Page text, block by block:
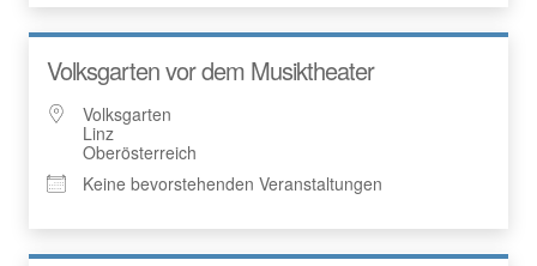
Volksgarten vor dem Musiktheater
Volksgarten
Linz
Oberösterreich
Keine bevorstehenden Veranstaltungen